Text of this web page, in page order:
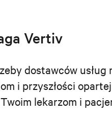
Vertiv
dostawców usług
i przyszłości
lekarzom i